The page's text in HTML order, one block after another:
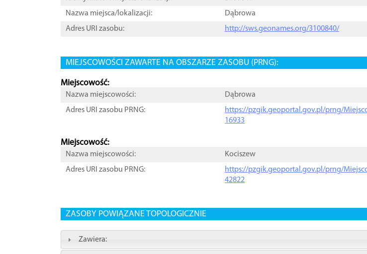
Nazwa miejsca/lokalizacji:
Dąbrowa
Adres URI zasobu:
http://sws.geonames.org/3100840/
MIEJSCOWOŚCI ZAWARTE NA OBSZARZE ZASOBU (PRNG):
Miejscowość:
Nazwa miejscowości:
Dąbrowa
Adres URI zasobu PRNG:
https://pzgik.geoportal.gov.pl/prng/
16933
Miejscowość:
Nazwa miejscowości:
Kociszew
Adres URI zasobu PRNG:
https://pzgik.geoportal.gov.pl/prng/
42822
ZASOBY POWIĄZANE TOPOLOGICZNIE
Zawiera: